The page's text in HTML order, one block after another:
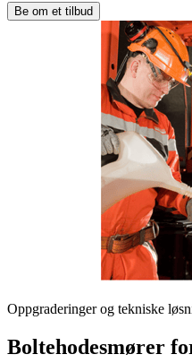
Be om et tilbud
Oppgraderinger og tekniske
Boltehodesmører